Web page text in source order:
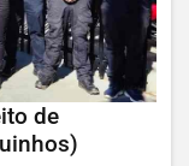
de